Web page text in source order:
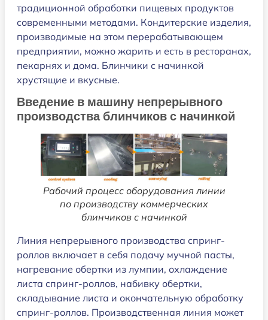
традиционной обработки пищевых продуктов
современными методами. Кондитерские изделия,
производимые на этом перерабатывающем
предприятии, можно жарить и есть в ресторанах,
пекарнях и дома. Блинчики с начинкой
хрустящие и вкусные.
Введение в машину непрерывного
производства блинчиков с начинкой
Рабочий процесс оборудования линии
по производству коммерческих
блинчиков с начинкой
Линия непрерывного производства спринг-
роллов включает в себя подачу мучной пасты,
нагревание обертки из лумпии, охлаждение
листа спринг-роллов, набивку обертки,
складывание листа и окончательную обработку
спринг-роллов. Производственная линия может